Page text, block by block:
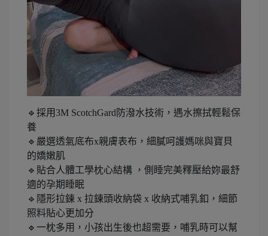
🔹採用3M ScotchGard防潑水技術，遇水擦拭輕鬆保
養
🔹嚴選透氣底布x親膚表布，細膩呵護媽咪與寶貝
的嬌嫩肌
🔹貼合人體工學枕心結構 ，側睡完美釋壓給妳最舒
適的孕期睡眠
🔹隱形拉鍊 x 拉鍊頭收納袋 x 收納式哺乳釦，細節
照料貼心更加分
🔹一枕多用，小孩出生後也超需要，哺乳時可以幫